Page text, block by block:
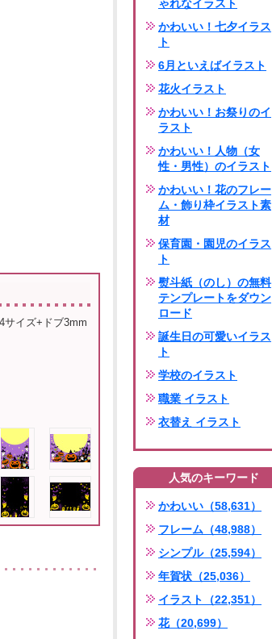
サイズ+ドブ3mm
ゃれなイラスト
かわいい！七夕イラス
ト
6月といえばイラスト
花火イラスト
かわいい！お祭りのイ
ラスト
かわいい！人物（女
性・男性）のイラスト
かわいい！花のフレー
ム・飾り枠イラスト素
材
保育園・園児のイラス
ト
熨斗紙（のし）の無料
テンプレートをダウン
ロード
誕生日の可愛いイラス
ト
学校のイラスト
職業 イラスト
衣替え イラスト
人気のキーワード
かわいい（58,631）
フレーム（48,988）
シンプル（25,594）
年賀状（25,036）
イラスト（22,351）
花（20,699）